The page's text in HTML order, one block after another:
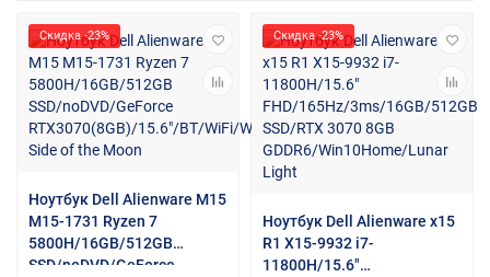
Скидка -23%
Ноутбук Dell Alienware M15
M15-1731 Ryzen 7
5800H/16GB/512GB
SSD/noDVD/GeForce
Скидка -23%
Ноутбук Dell Alienware x15
R1 X15-9932 i7-
11800H/15.6"